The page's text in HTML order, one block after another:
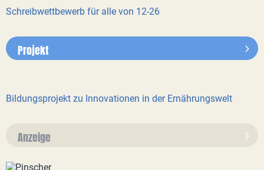
Schreibwettbewerb für alle von 12-26
Projekt
Bildungsprojekt zu Innovationen in der Ernährungswelt
Anzeige